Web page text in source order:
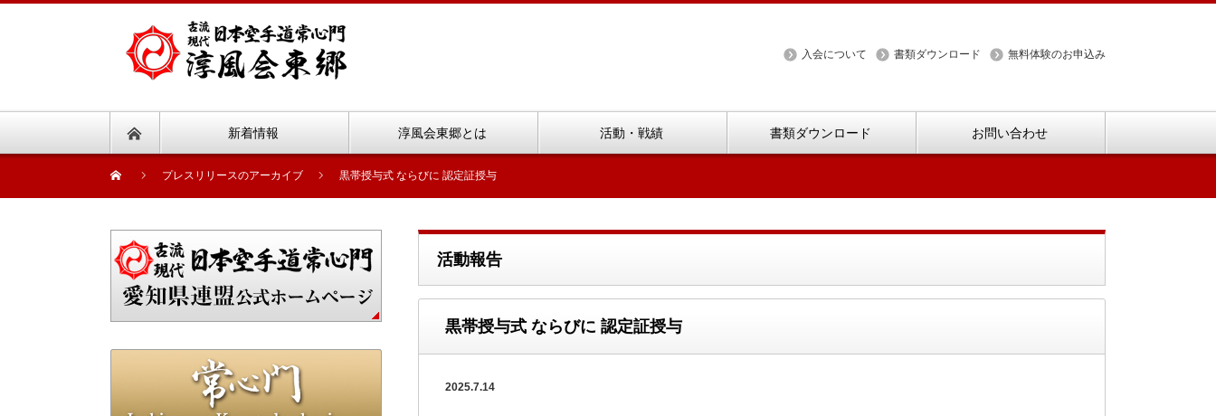
入会について 書類ダウンロード 無料体験のお申込み
新着情報 淳風会東郷とは 活動・戦績 書類ダウンロード お問い合わせ
プレスリリースのアーカイブ 黒帯授与式 ならびに 認定証授与
活動報告
黒帯授与式 ならびに 認定証授与
2025.7.14